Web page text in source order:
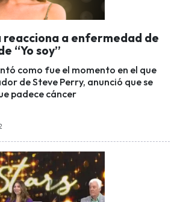
reacciona a enfermedad de
“Yo soy”
como fue el momento en el que
de Steve Perry, anunció que se
padece cáncer